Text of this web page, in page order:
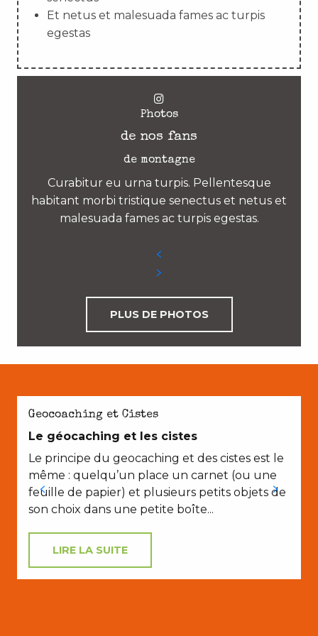
Et netus et malesuada fames ac turpis
egestas
Photos
de nos fans
de montagne
Curabitur eu urna turpis. Pellentesque
habitant morbi tristique senectus et netus et
malesuada fames ac turpis egestas.
PLUS DE PHOTOS
Geocoaching et Cistes
Le géocaching et les cistes
Le principe du geocaching et des cistes est le
même : quelqu’un place un carnet (ou une
feuille de papier) et plusieurs petits objets de
son choix dans une petite boîte...
LIRE LA SUITE